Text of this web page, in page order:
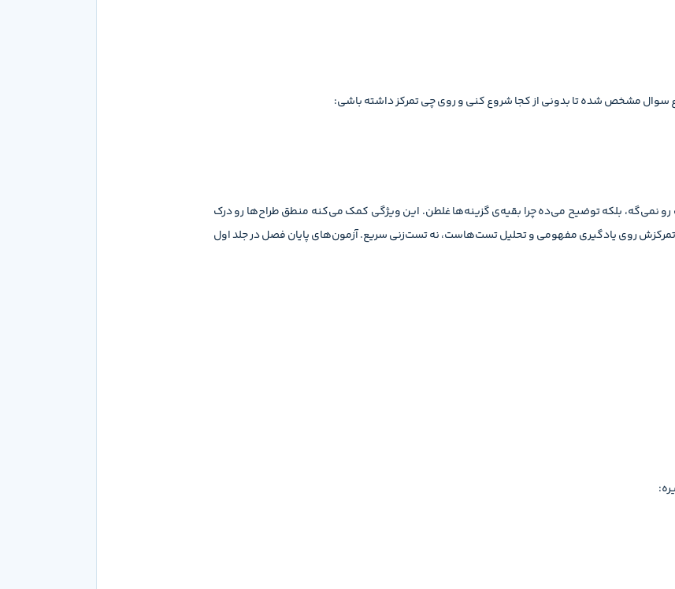
نمی‌گه، بلکه توضیح می‌ده چرا بقیه‌ی گزینه‌ها غلطن. این ویژگی کمک می‌کنه منطق طراح‌ها رو درک
روی یادگیری مفهومی و تحلیل تست‌هاست، نه تست‌زنی سریع. آزمون‌های پایان فصل در جلد اول